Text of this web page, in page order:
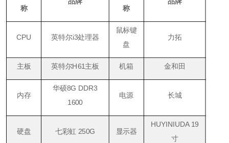
称 称
CPU 英特尔i3处理器
鼠标键
盘
力拓
主板 英特尔H61主板 机箱 金和田
内存
华硕8G DDR3
1600
电源 长城
硬盘 七彩虹 250G 显示器
HUYINIUDA 19
寸